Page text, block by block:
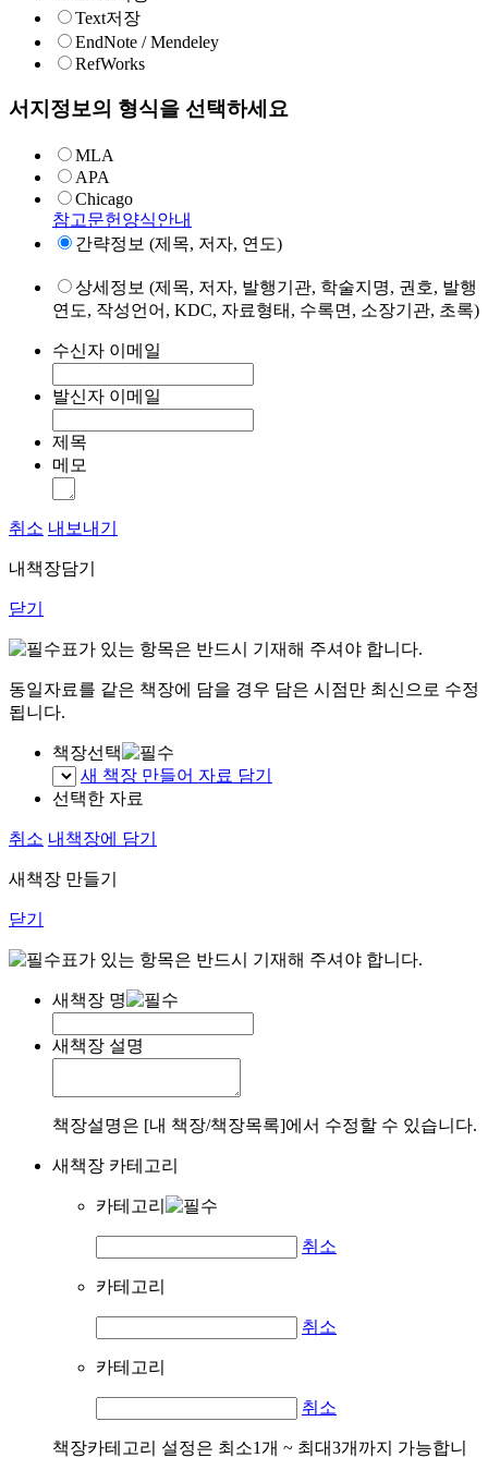
Text저장
EndNote / Mendeley
RefWorks
서지정보의 형식을 선택하세요
MLA
APA
Chicago
참고문헌양식안내
간략정보 (제목, 저자, 연도)
상세정보 (제목, 저자, 발행기관, 학술지명, 권호, 발행
연도, 작성언어, KDC, 자료형태, 수록면, 소장기관, 초록)
수신자 이메일
발신자 이메일
제목
메모
취소 내보내기
내책장담기
닫기
표가 있는 항목은 반드시 기재해 주셔야 합니다.
동일자료를 같은 책장에 담을 경우 담은 시점만 최신으로 수정
됩니다.
책장선택
새 책장 만들어 자료 담기
선택한 자료
취소 내책장에 담기
새책장 만들기
닫기
표가 있는 항목은 반드시 기재해 주셔야 합니다.
새책장 명
새책장 설명
책장설명은 [내 책장/책장목록]에서 수정할 수 있습니다.
새책장 카테고리
카테고리
취소
카테고리
취소
카테고리
취소
책장카테고리 설정은 최소1개 ~ 최대3개까지 가능합니